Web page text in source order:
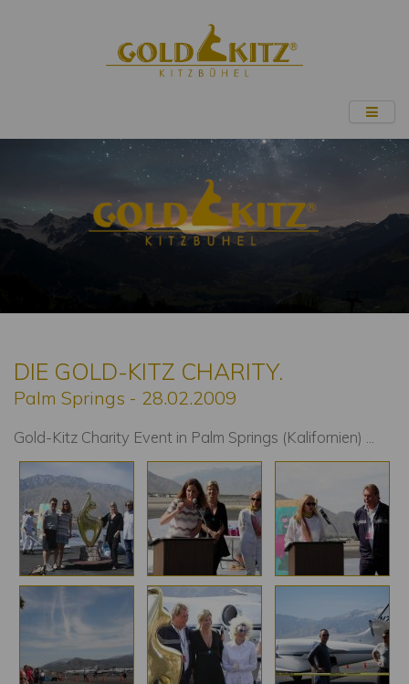
DIE GOLD-KITZ CHARITY.
Palm Springs - 28.02.2009
Gold-Kitz Charity Event in Palm Springs (Kalifornien) ...